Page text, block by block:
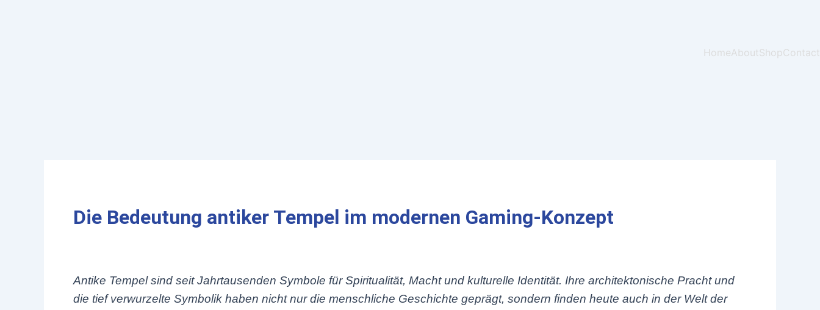
HomeAboutShopContact
Die Bedeutung antiker Tempel im modernen Gaming-Konzept
Antike Tempel sind seit Jahrtausenden Symbole für Spiritualität, Macht und kulturelle Identität. Ihre architektonische Pracht und
die tief verwurzelte Symbolik haben nicht nur die menschliche Geschichte geprägt, sondern finden heute auch in der Welt der